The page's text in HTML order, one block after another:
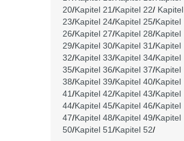
20/Kapitel 21/Kapitel 22/ Kapitel
23/Kapitel 24/Kapitel 25/Kapitel
26/Kapitel 27/Kapitel 28/Kapitel
29/Kapitel 30/Kapitel 31/Kapitel
32/Kapitel 33/Kapitel 34/Kapitel
35/Kapitel 36/Kapitel 37/Kapitel
38/Kapitel 39/Kapitel 40/Kapitel
41/Kapitel 42/Kapitel 43/Kapitel
44/Kapitel 45/Kapitel 46/Kapitel
47/Kapitel 48/Kapitel 49/Kapitel
50/Kapitel 51/Kapitel 52/